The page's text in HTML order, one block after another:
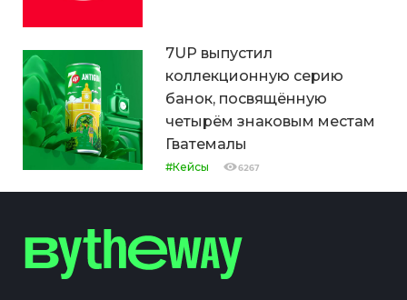
7UP выпустил
коллекционную серию
банок, посвящённую
четырём знаковым местам
Гватемалы
#Кейсы 6267